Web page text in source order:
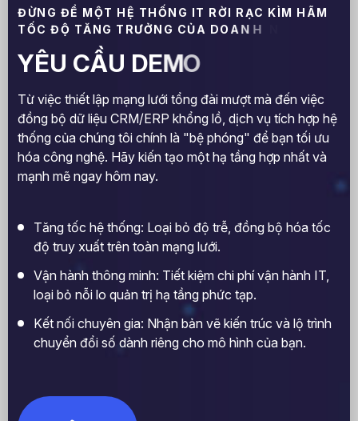
Đ ỪN G ĐỂ MỘT H Ệ THỐN G IT RỜI RẠC KÌM H ÃM
TỐC ĐỘ TĂNG T RƯỞN G CỦA DO A N H
YÊU CẦU DEMO
Từ việc thiết lập mạng lưới tổng đài mượt mà đến việc
đồng bộ dữ liệu CRM/ERP khổng lồ, dịch vụ tích hợp hệ
thống của chúng tôi chính là "bệ phóng" để bạn tối ưu
hóa công nghệ. Hãy kiến tạo một hạ tầng hợp nhất và
mạnh mẽ ngay hôm nay.
Tăng tốc hệ thống: Loại bỏ độ trễ, đồng bộ hóa tốc
độ truy xuất trên toàn mạng lưới.
Vận hành thông minh: Tiết kiệm chi phí vận hành IT,
loại bỏ nỗi lo quản trị hạ tầng phức tạp.
Kết nối chuyên gia: Nhận bản vẽ kiến trúc và lộ trình
chuyển đổi số dành riêng cho mô hình của bạn.